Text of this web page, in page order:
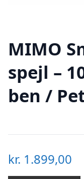
MIMO
spejl –
ben /
kr. 1.899,00